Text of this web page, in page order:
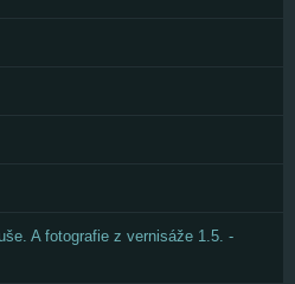
A fotografie z vernisáže 1.5. -